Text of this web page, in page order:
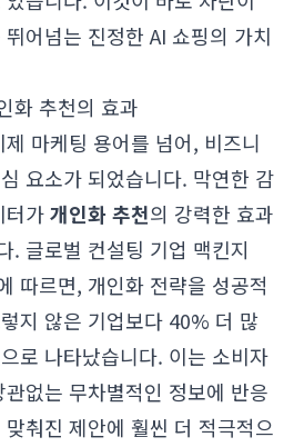
어넘는 진정한 AI 쇼핑의 가치
화 추천의 효과
마케팅 용어를 넘어, 비즈니
요소가 되었습니다. 막연한 감
터가개인화 추천의 강력한 효과
. 글로벌 컨설팅 기업 맥킨지
따르면, 개인화 전략을 성공적
지 않은 기업보다 40% 더 많
로 나타났습니다. 이는 소비자
없는 무차별적인 정보에 반응
춰진 제안에 훨씬 더 적극적으